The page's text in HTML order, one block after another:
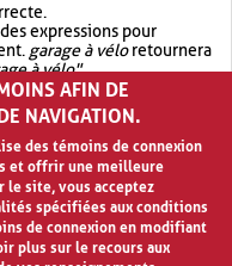
expressions pour
garage à véloretournera
à vélo".
avec OR.garage OR vélo
quegarage à vélo
AFIN DE
NAVIGATION.
des témoins de connexion
et offrir une meilleure
le site, vous acceptez
spécifiées aux conditions
de connexion en modifiant
plus sur le recours aux